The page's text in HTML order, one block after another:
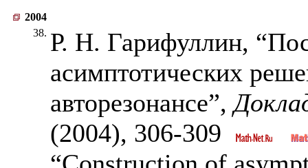
2004
38. Р. Н. Гарифуллин,
асимптотических
авторезонансе”,
(2004), 306-309